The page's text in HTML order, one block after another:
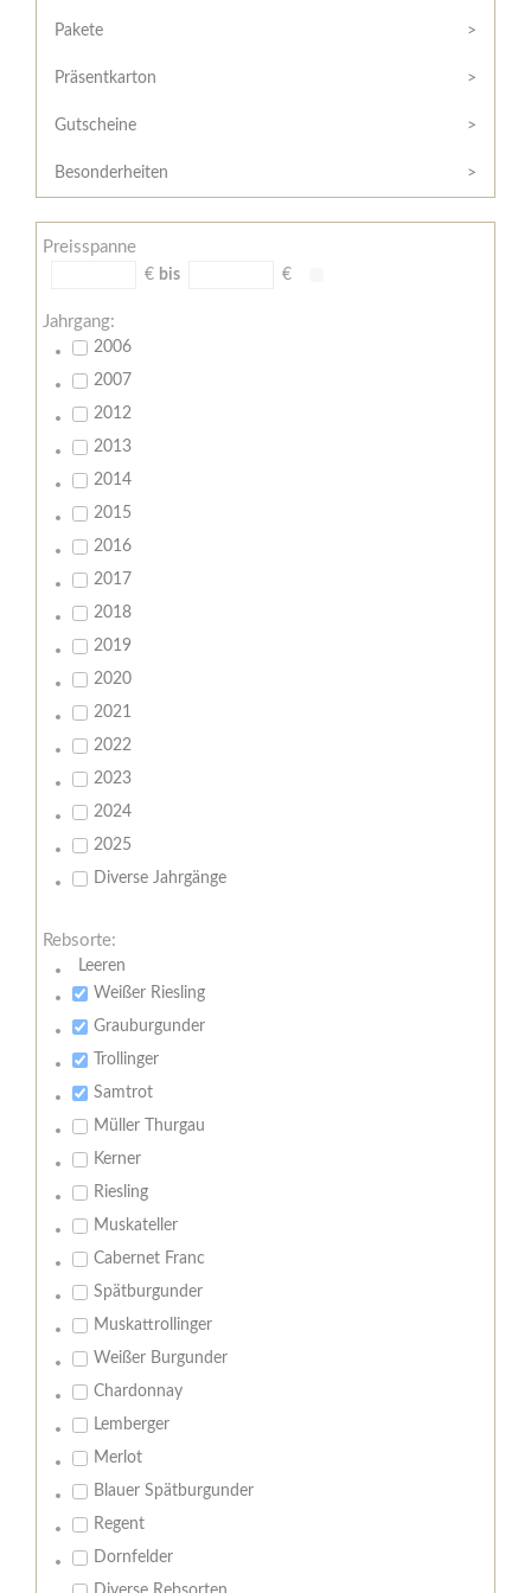
/
Widerrufsformular
AGB
Zahlungsbedingungen
Meine
Pakete
Präsentkarton
Gutscheine
Besonderheiten
Preisspanne
€ bis €
Jahrgang:
2006
2007
2012
2013
2014
2015
2016
2017
2018
2019
2020
2021
2022
2023
2024
2025
Diverse Jahrgänge
Rebsorte:
Leeren
Weißer Riesling
Grauburgunder
Trollinger
Samtrot
Müller Thurgau
Kerner
Riesling
Muskateller
Cabernet Franc
Spätburgunder
Muskattrollinger
Weißer Burgunder
Chardonnay
Lemberger
Merlot
Blauer Spätburgunder
Regent
Dornfelder